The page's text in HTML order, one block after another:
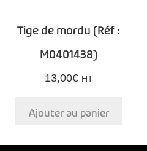
Tige de mordu (Réf :
M0401438)
13,00€ HT
Ajouter au panier